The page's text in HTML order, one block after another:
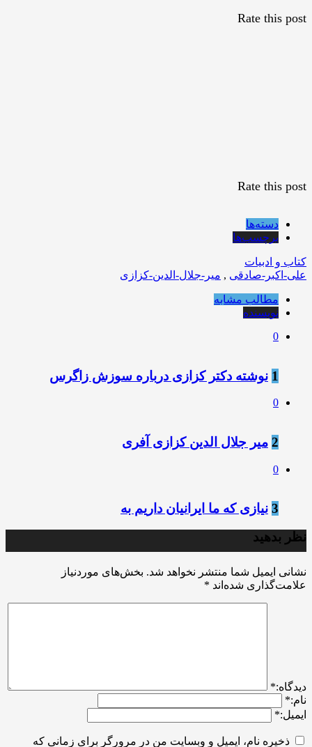
Rate this post
Rate this post
دسته‌ها
برچسب‌ها
کتاب و ادبیات
علی-اکبر-صادقی , میر-جلال-الدین-کزازی
مطالب مشابه
نویسنده
0
1 نوشته دکتر کزازی درباره سوزش زاگرس
0
2 میر جلال الدین کزازی آفری
0
3 نیازی که ما ایرانیان داریم به
نظر بدهید
نشانی ایمیل شما منتشر نخواهد شد. بخش‌های موردنیاز
علامت‌گذاری شده‌اند *
ديدگاه:*
نام:*
ایمیل:*
ذخیره نام، ایمیل و وبسایت من در مرورگر برای زمانی که